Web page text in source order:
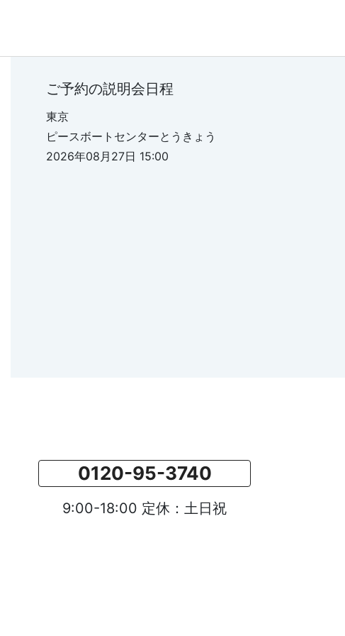
ご予約の説明会日程
東京
ピースボートセンターとうきょう
2026年08月27日 15:00
0120-95-3740
9:00-18:00 定休：土日祝